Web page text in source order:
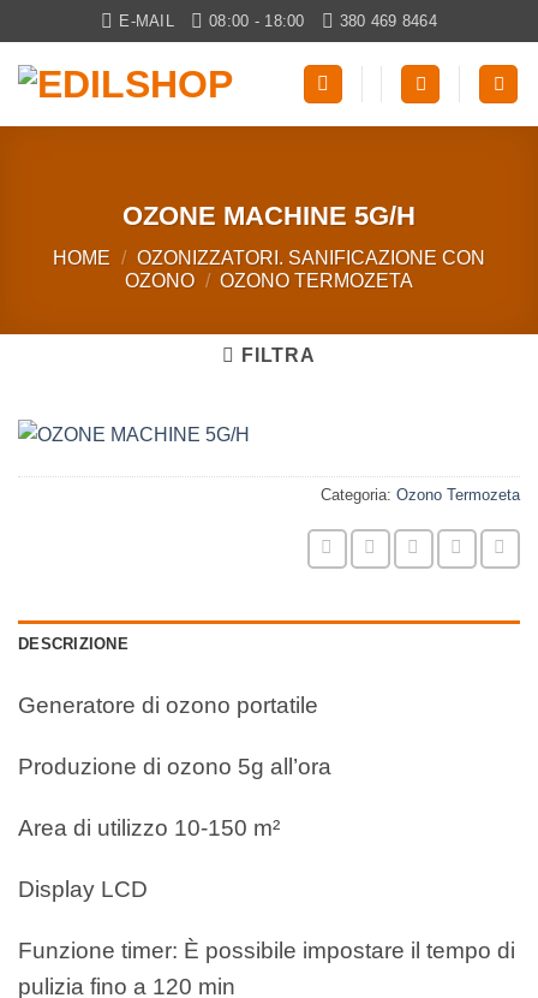
ai
contenuti
E-MAIL 08:00 - 18:00 380 469 8464
OZONE MACHINE 5G/H
HOME / OZONIZZATORI. SANIFICAZIONE CON
OZONO / OZONO TERMOZETA
FILTRA
Categoria: Ozono Termozeta
DESCRIZIONE
Generatore di ozono portatile
Produzione di ozono 5g all’ora
Area di utilizzo 10-150 m²
Display LCD
Funzione timer: È possibile impostare il tempo di
pulizia fino a 120 min